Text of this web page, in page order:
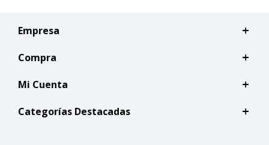
Empresa
Compra
Mi Cuenta
Categorías Destacadas